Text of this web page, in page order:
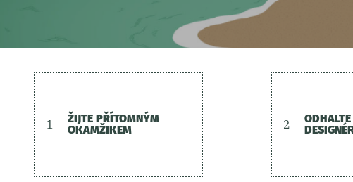
1
ŽIJTE PŘÍTOMNÝM
OKAMŽIKEM
2